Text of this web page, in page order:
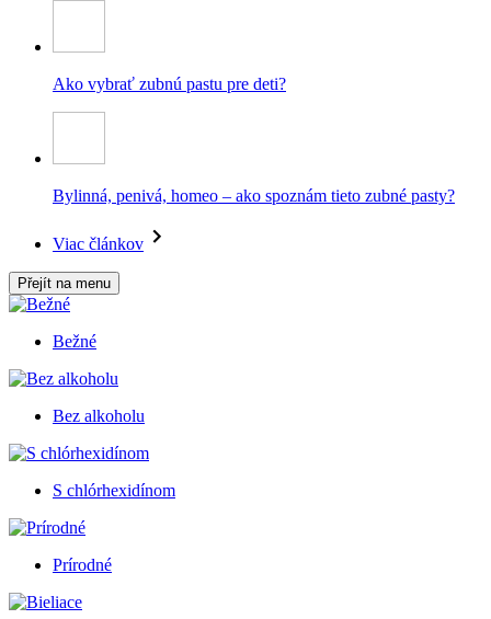
Ako vybrať zubnú pastu pre deti?
Bylinná, penivá, homeo – ako spoznám tieto zubné pasty?
Viac článkov
Přejít na menu
Bežné
Bez alkoholu
S chlórhexidínom
Prírodné